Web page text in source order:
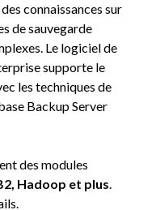
connaissances sur
de sauvegarde
Le logiciel de
supporte le
les techniques de
Backup Server
des modules
Hadoop et plus.